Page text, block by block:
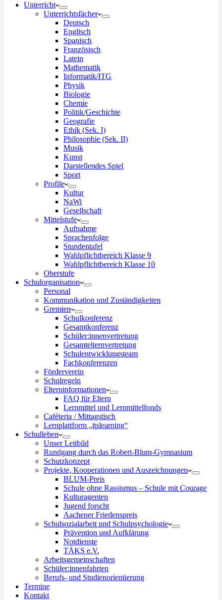
Unterricht
Unterrichtsfächer
Deutsch
Englisch
Spanisch
Französisch
Latein
Mathematik
Informatik/ITG
Physik
Biologie
Chemie
Politik/Geschichte
Geografie
Ethik (Sek. I)
Philosophie (Sek. II)
Musik
Kunst
Darstellendes Spiel
Sport
Profile
Kultur
NaWi
Gesellschaft
Mittelstufe
Aufnahme
Sprachenfolge
Stundentafel
Wahlpflichtbereich Klasse 9
Wahlpflichtbereich Klasse 10
Oberstufe
Schulorganisation
Personal
Kommunikation und Zuständigkeiten
Gremien
Schulkonferenz
Gesamtkonferenz
Schüler:innenvertretung
Gesamtelternvertretung
Schulentwicklungsteam
Fachkonferenzen
Förderverein
Schulregeln
Elterninformationen
FAQ für Eltern
Lernmittel und Lernmittelfonds
Caféteria / Mittagstisch
Lernplattform „itslearning“
Schulleben
Unser Leitbild
Rundgang durch das Robert-Blum-Gymnasium
Schutzkonzept
Projekte, Kooperationen und Auszeichnungen
BLUM-Preis
Schule ohne Rassismus – Schule mit Courage
Kulturagenten
Jugend forscht
Aachener Friedenspreis
Schulsozialarbeit und Schulpsychologie
Prävention und Aufklärung
Notdienste
TÄKS e.V.
Arbeitsgemeinschaften
Schüler:innenfahrten
Berufs- und Studienorientierung
Termine
Kontakt